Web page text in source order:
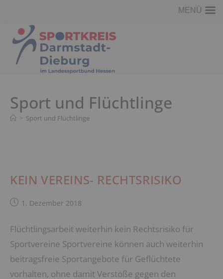
Inhalt
springen
Sport und Flüchtlinge
> Sport und Flüchtlinge
KEIN VEREINS- RECHTSRISIKO
Beitrag1. Dezember 2018
Flüchtlingsarbeit weiterhin kein Rechtsrisiko für
Sportvereine Sportvereine können auch weiterhin
beitragsfreie Sportangebote für Geflüchtete
vorhalten, ohne damit Verstöße gegen den
MENÜ